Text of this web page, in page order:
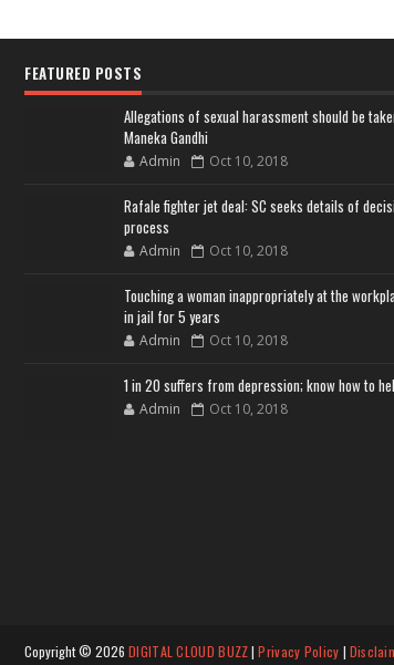
FEATURED POSTS
Allegations of sexual harassment should be
Maneka Gandhi
Admin Oct 10, 2018
Rafale fighter jet deal: SC seeks details of
process
Admin Oct 10, 2018
Touching a woman inappropriately at the
in jail for 5 years
Admin Oct 10, 2018
1 in 20 suffers from depression; know how to
Admin Oct 10, 2018
Copyright © 2026 DIGITAL CLOUD BUZZ|Privacy Policy |